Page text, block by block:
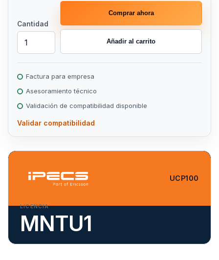
UCP100
LICENCIA
MNTU1
Cantidad
Comprar ahora
Añadir al carrito
Factura para empresa
Asesoramiento técnico
Validación de compatibilidad disponible
Validar compatibilidad